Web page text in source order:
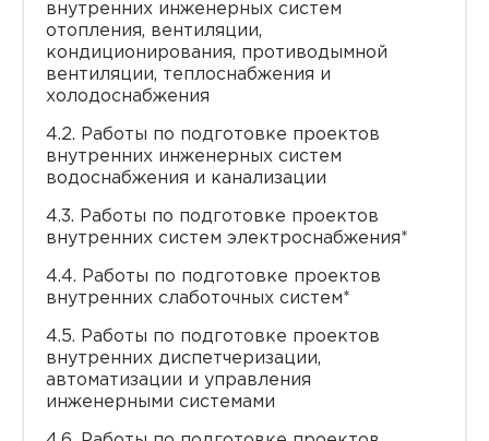
внутренних инженерных систем
отопления, вентиляции,
кондиционирования, противодымной
вентиляции, теплоснабжения и
холодоснабжения
4.2. Работы по подготовке проектов
внутренних инженерных систем
водоснабжения и канализации
4.3. Работы по подготовке проектов
внутренних систем электроснабжения*
4.4. Работы по подготовке проектов
внутренних слаботочных систем*
4.5. Работы по подготовке проектов
внутренних диспетчеризации,
автоматизации и управления
инженерными системами